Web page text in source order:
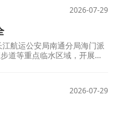
2026-07-29
航运公安局南通分局海门派
道等重点临水区域，开展防
2026-07-29